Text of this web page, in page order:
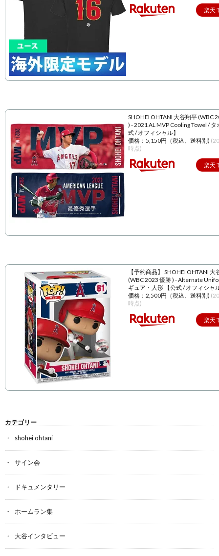
楽天
SHOHEI OHTANI 大谷翔平 (WBC
) - 2021 AL MVP Cooling Towel / タ
式 / オフィシャル】
価格：5,150円（税込、送料別)
時点)
楽天
【予約商品】 SHOHEI OHTANI 大
(WBC 2023 優勝 ) - Alternate
ギュア・人形 【公式 / オフィシャ
価格：2,500円（税込、送料別)
時点)
楽天
カテゴリー
shohei ohtani
サイン会
ドキュメンタリー
ホームラン集
大谷インタビュー